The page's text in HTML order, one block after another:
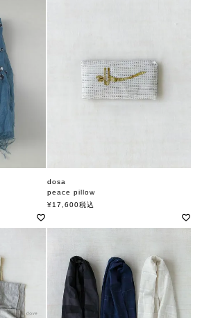
dosa
peace pillow
ドーサ
¥17,600税込